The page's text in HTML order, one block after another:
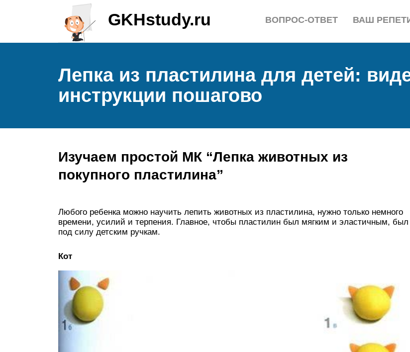
GKHstudy.ru ВАШ
ВОПРОС-ОТВЕТ
Лепка из пластилина для детей:
инструкции пошагово
Изучаем простой МК “Лепка животных из
покупного пластилина”
Любого ребенка можно научить лепить животных из пластилина, нужно только немного
времени, усилий и терпения. Главное, чтобы пластилин был мягким и эластичным, был
под силу детским ручкам.
Кот